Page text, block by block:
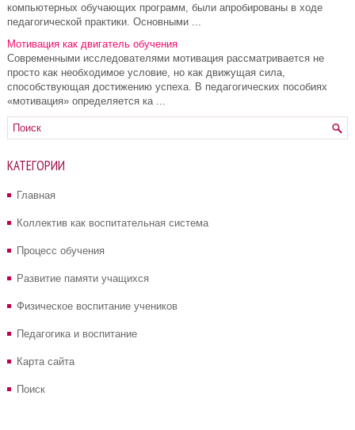
компьютерных обучающих программ, были апробированы в ходе
педагогической практики. Основными ...
Мотивация как двигатель обучения
Современными исследователями мотивация рассматривается не
просто как необходимое условие, но как движущая сила,
способствующая достижению успеха. В педагогических пособиях
«мотивация» определяется ка ...
КАТЕГОРИИ
Главная
Коллектив как воспитательная система
Процесс обучения
Развитие памяти учащихся
Физическое воспитание учеников
Педагогика и воспитание
Карта сайта
Поиск